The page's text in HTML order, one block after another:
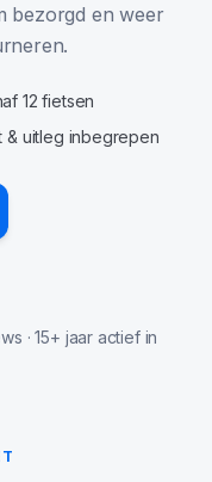
bezorgd en weer
12 fietsen
& uitleg inbegrepen
· 15+ jaar actief in